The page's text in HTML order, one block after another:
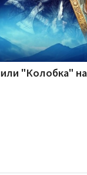
"Колобка" на